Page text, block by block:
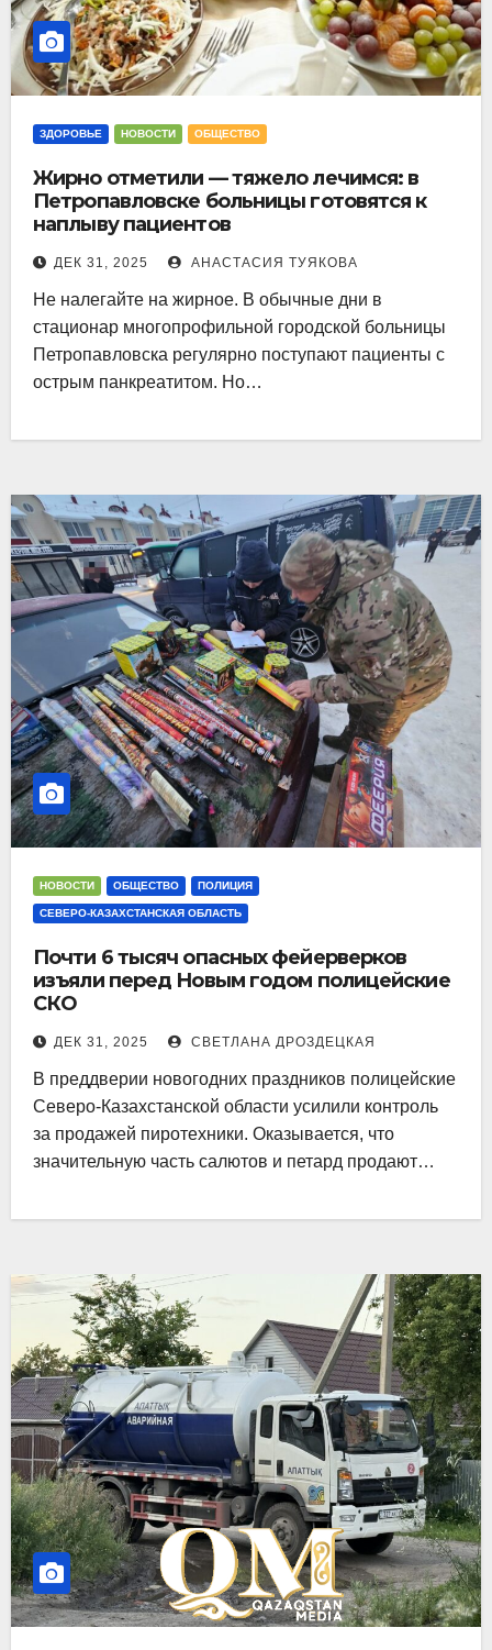
ЗДОРОВЬЕ НОВОСТИ ОБЩЕСТВО
Жирно отметили — тяжело лечимся: в
Петропавловске больницы готовятся к
наплыву пациентов
ДЕК 31, 2025 АНАСТАСИЯ ТУЯКОВА
Не налегайте на жирное. В обычные дни в
стационар многопрофильной городской больницы
Петропавловска регулярно поступают пациенты с
острым панкреатитом. Но…
НОВОСТИ ОБЩЕСТВО ПОЛИЦИЯ
СЕВЕРО-КАЗАХСТАНСКАЯ ОБЛАСТЬ
Почти 6 тысяч опасных фейерверков
изъяли перед Новым годом полицейские
СКО
ДЕК 31, 2025 СВЕТЛАНА ДРОЗДЕЦКАЯ
В преддверии новогодних праздников полицейские
Северо-Казахстанской области усилили контроль
за продажей пиротехники. Оказывается, что
значительную часть салютов и петард продают…